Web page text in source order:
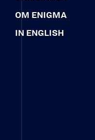
OM ENIGMA
IN ENGLISH